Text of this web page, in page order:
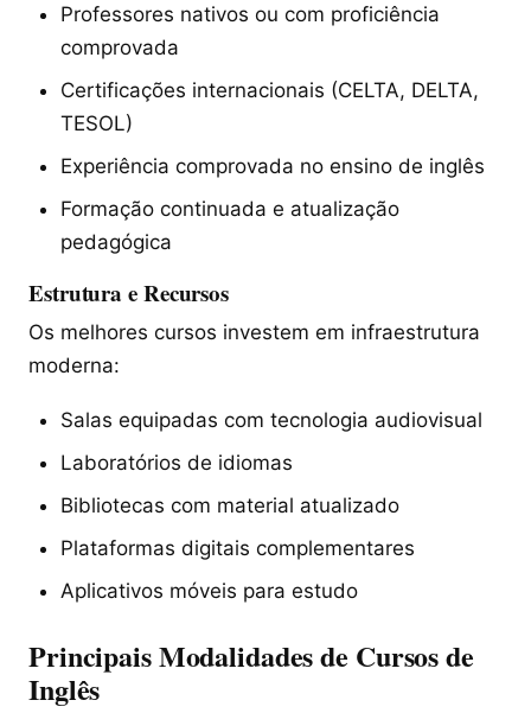
Professores nativos ou com proficiência
comprovada
Certificações internacionais (CELTA, DELTA,
TESOL)
Experiência comprovada no ensino de inglês
Formação continuada e atualização
pedagógica
Estrutura e Recursos
Os melhores cursos investem em infraestrutura
moderna:
Salas equipadas com tecnologia audiovisual
Laboratórios de idiomas
Bibliotecas com material atualizado
Plataformas digitais complementares
Aplicativos móveis para estudo
Principais Modalidades de Cursos de
Inglês